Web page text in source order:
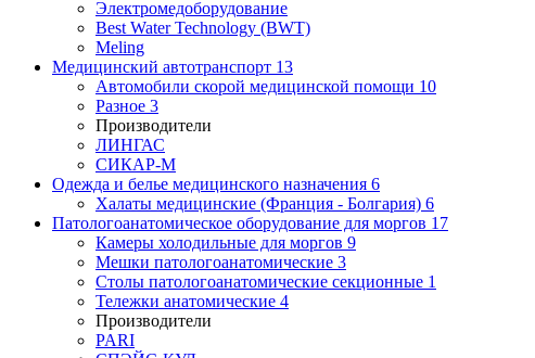
Электромедоборудование
Best Water Technology (BWT)
Meling
Медицинский автотранспорт 13
Автомобили скорой медицинской помощи 10
Разное 3
Производители
ЛИНГАС
СИКАР-М
Одежда и белье медицинского назначения 6
Халаты медицинские (Франция - Болгария) 6
Патологоанатомическое оборудование для моргов 17
Камеры холодильные для моргов 9
Мешки патологоанатомические 3
Столы патологоанатомические секционные 1
Тележки анатомические 4
Производители
PARI